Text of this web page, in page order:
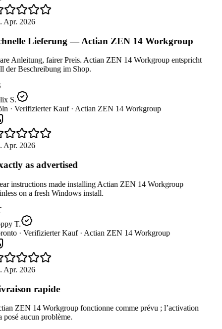
Apr. 2026
Lieferung — Actian ZEN 14 Workgroup
Anleitung, fairer Preis. Actian ZEN 14 Workgroup entspricht
der Beschreibung im Shop.
S.
· Verifizierter Kauf · Actian ZEN 14 Workgroup
Apr. 2026
as advertised
instructions made installing Actian ZEN 14 Workgroup
on a fresh Windows install.
T.
· Verifizierter Kauf · Actian ZEN 14 Workgroup
Apr. 2026
rapide
ZEN 14 Workgroup fonctionne comme prévu ; l’activation
posé aucun problème.